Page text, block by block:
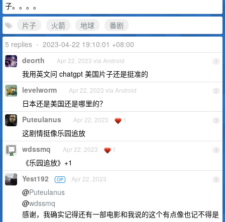
子。。。。
片子
火箭 地球
番剧
5 replies • 2023-04-22 19:10:01 +08:00
1
deorth Apr 22, 2023 via Android
我用英文问 chatgpt 美国片子还是挺准的
2
levelworm Apr 22, 2023 via Android
日本还是美国还是哪里的？
3
Puteulanus Apr 22, 2023 1
这剧情挺像乐园追放
4
wdssmq Apr 22, 2023 1
《乐园追放》+1
5
Yest192 OP Apr 22, 2023
@Puteulanus
@wdssmq
感谢，我确实记得还有一部电影和我说的这个有点像也记不得是